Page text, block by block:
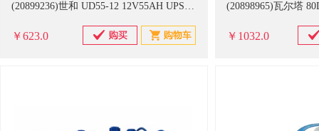
(20899236)世和 UD55-12 12V55AH UPS铅酸蓄电池 白色(单位：个)
￥623.0 ￥1032.0